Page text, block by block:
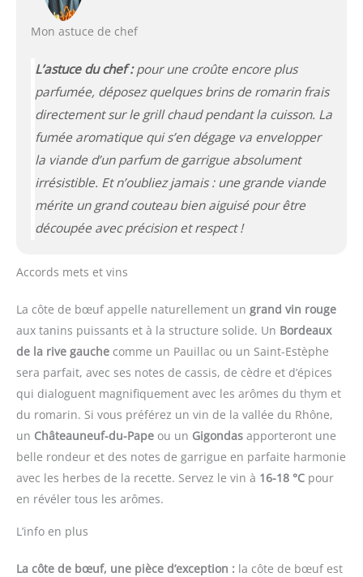
Mon astuce de chef
L’astuce du chef :pour une croûte encore plus
parfumée, déposez quelques brins de romarin frais
directement sur le grill chaud pendant la cuisson. La
fumée aromatique qui s’en dégage va envelopper
la viande d’un parfum de garrigue absolument
irrésistible. Et n’oubliez jamais :une grande viande
mérite un grand couteau bien aiguisépour être
découpée avec précision et respect !
Accords mets et vins
La côte de bœuf appelle naturellement un grand vin rouge
aux tanins puissants et à la structure solide. Un Bordeaux
de la rive gauche comme un Pauillac ou un Saint-Estèphe
sera parfait, avec ses notes de cassis, de cèdre et d’épices
qui dialoguent magnifiquement avec les arômes du thym et
du romarin. Si vous préférez un vin de la vallée du Rhône,
un Châteauneuf-du-Pape ou un Gigondas apporteront une
belle rondeur et des notes de garrigue en parfaite harmonie
avec les herbes de la recette. Servez le vin à 16-18 °C pour
en révéler tous les arômes.
L’info en plus
La côte de bœuf, une pièce d’exception : la côte de bœuf est